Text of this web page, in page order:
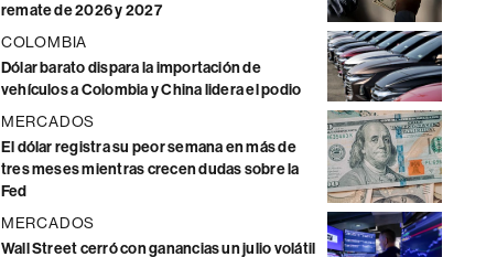
remate de 2026 y 2027
COLOMBIA
Dólar barato dispara la importación de
vehículos a Colombia y China lidera el podio
MERCADOS
El dólar registra su peor semana en más de
tres meses mientras crecen dudas sobre la
Fed
MERCADOS
Wall Street cerró con ganancias un julio volátil